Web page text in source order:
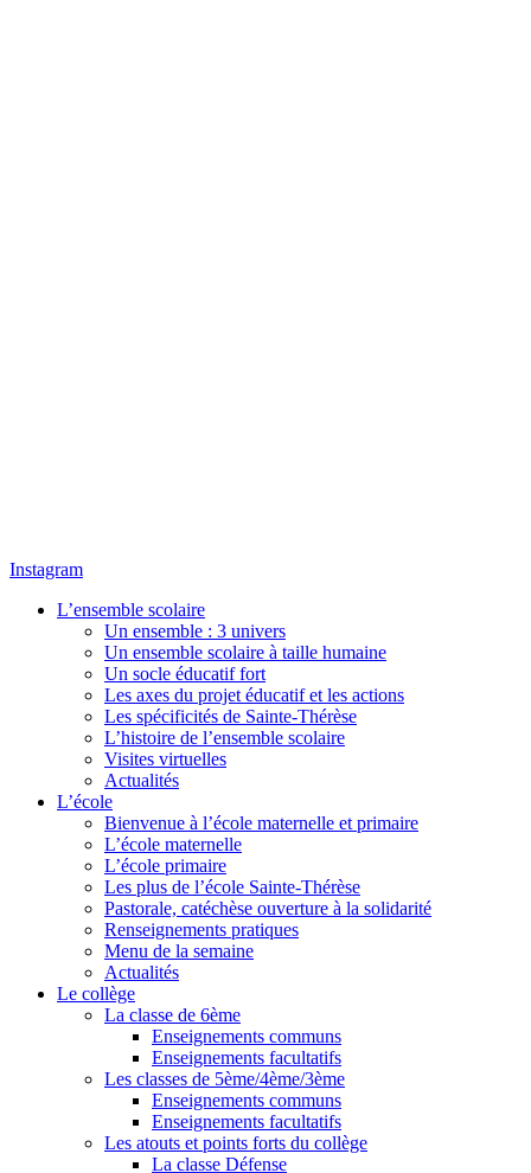
Instagram
L’ensemble scolaire
Un ensemble : 3 univers
Un ensemble scolaire à taille humaine
Un socle éducatif fort
Les axes du projet éducatif et les actions
Les spécificités de Sainte-Thérèse
L’histoire de l’ensemble scolaire
Visites virtuelles
Actualités
L’école
Bienvenue à l’école maternelle et primaire
L’école maternelle
L’école primaire
Les plus de l’école Sainte-Thérèse
Pastorale, catéchèse ouverture à la solidarité
Renseignements pratiques
Menu de la semaine
Actualités
Le collège
La classe de 6ème
Enseignements communs
Enseignements facultatifs
Les classes de 5ème/4ème/3ème
Enseignements communs
Enseignements facultatifs
Les atouts et points forts du collège
La classe Défense